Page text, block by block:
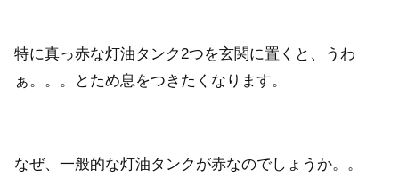
特に真っ赤な灯油タンク2つを玄関に置くと、うわ
ぁ。。。とため息をつきたくなります。
なぜ、一般的な灯油タンクが赤なのでしょうか。。